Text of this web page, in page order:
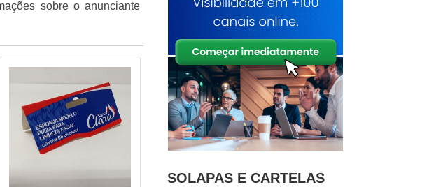
sobre o anunciante
SOLAPAS E CARTELAS